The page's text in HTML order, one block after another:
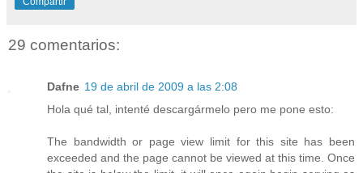
29 comentarios:
Dafne 19 de abril de 2009 a las 2:08
Hola qué tal, intenté descargármelo pero me pone esto:
The bandwidth or page view limit for this site has been
exceeded and the page cannot be viewed at this time. Once